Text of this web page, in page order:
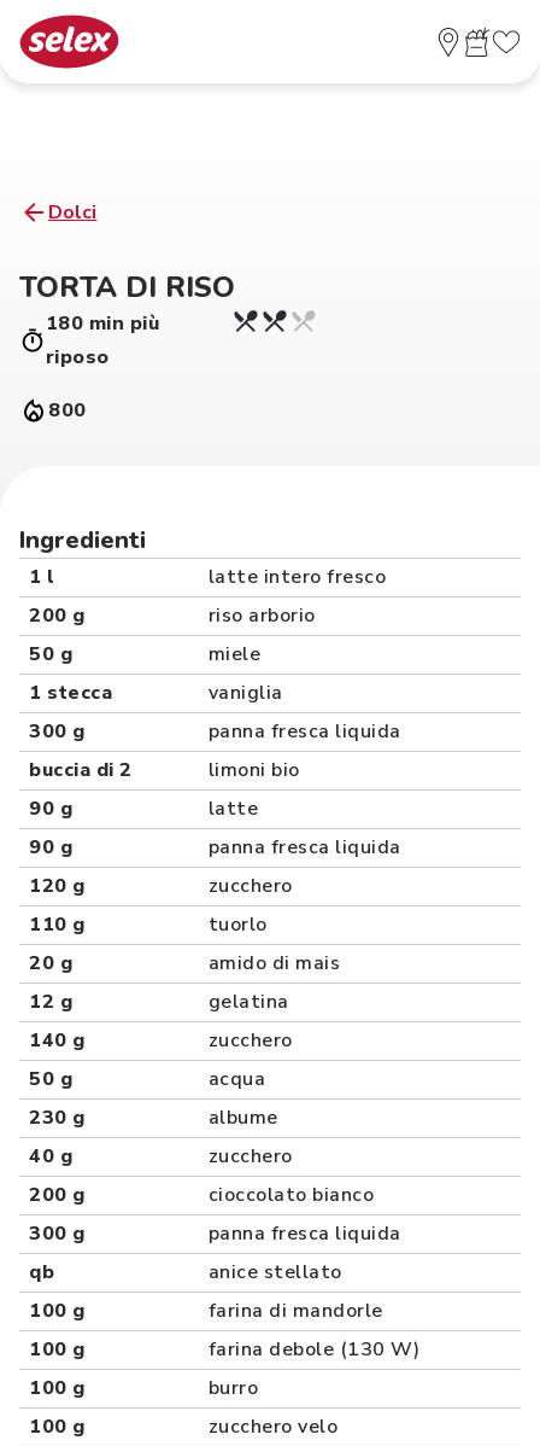
Dolci
TORTA DI RISO
180 min più
riposo
800
Ingredienti
1 l
latte intero fresco
200 g
riso arborio
50 g
miele
1 stecca
vaniglia
300 g
panna fresca liquida
buccia di 2
limoni bio
90 g
latte
90 g
panna fresca liquida
120 g
zucchero
110 g
tuorlo
20 g
amido di mais
12 g
gelatina
140 g
zucchero
50 g
acqua
230 g
albume
40 g
zucchero
200 g
cioccolato bianco
300 g
panna fresca liquida
qb
anice stellato
100 g
farina di mandorle
100 g
farina debole (130 W)
100 g
burro
100 g
zucchero velo